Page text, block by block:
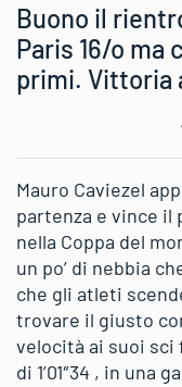
Buono il
Paris 16/o
primi. Vittoria
Mauro Caviezel
partenza e vince il
nella Coppa del
un po’ di nebbia
che gli atleti
trovare il giusto
velocità ai suoi sci
di 1’01″34 , in una